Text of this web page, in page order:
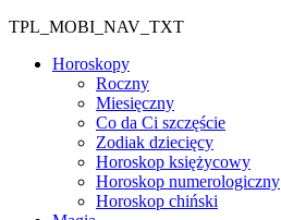
TPL_MOBI_NAV_TXT
Horoskopy
Roczny
Miesięczny
Co da Ci szczęście
Zodiak dziecięcy
Horoskop księżycowy
Horoskop numerologiczny
Horoskop chiński